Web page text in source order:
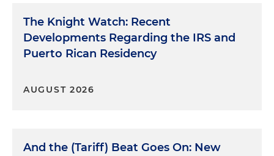
The Knight Watch: Recent
Developments Regarding the IRS and
Puerto Rican Residency
AUGUST 2026
And the (Tariff) Beat Goes On: New